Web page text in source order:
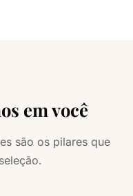
em você
são os pilares que